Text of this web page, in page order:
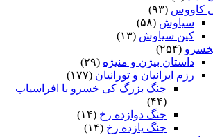
کاووس (۹۳)
سیاوش (۵۸)
کین سیاوش (۱۳)
(۲۵۴)
داستان بیژن و منیژه (۲۹)
رزم ایرانیان و تورانیان (۱۷۷)
جنگ بزرگ کی خسرو با افراسیاب
(۴۴)
جنگ دوازده رخ (۱۴)
جنگ یازده رخ (۱۴)